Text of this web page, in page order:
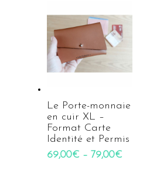
Le Porte-monnaie
en cuir XL –
Format Carte
Identité et Permis
69,00€ – 79,00€